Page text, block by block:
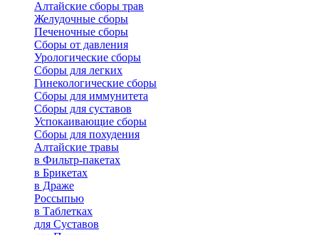
Алтайские сборы трав
Желудочные сборы
Печеночные сборы
Сборы от давления
Урологические сборы
Сборы для легких
Гинекологические сборы
Сборы для иммунитета
Сборы для суставов
Успокаивающие сборы
Сборы для похудения
Алтайские травы
в Фильтр-пакетах
в Брикетах
в Драже
Россыпью
в Таблетках
для Cуставов